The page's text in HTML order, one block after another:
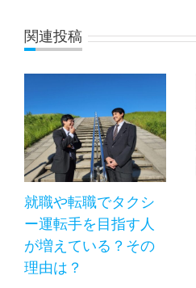
関連投稿
就職や転職でタクシ
ー運転手を目指す人
が増えている？その
理由は？